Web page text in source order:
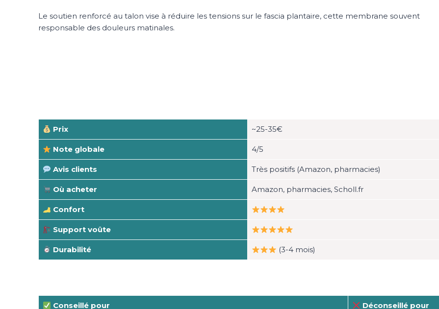
Le soutien renforcé au talon vise à réduire les tensions sur le fascia plantaire, cette membrane souvent
responsable des douleurs matinales.
Prix ~25-35€
Note globale 4/5
Avis clients Très positifs (Amazon, pharmacies)
Où acheter Amazon, pharmacies, Scholl.fr
Confort
Support voûte
Durabilité (3-4 mois)
Conseillé pour Déconseillé pour